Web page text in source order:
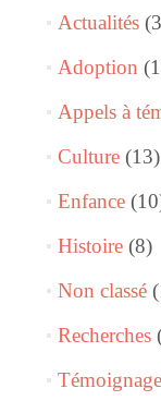
Actualités
Adoption
Appels à
Culture(13)
Enfance
Histoire(8)
Non classé
Recherches